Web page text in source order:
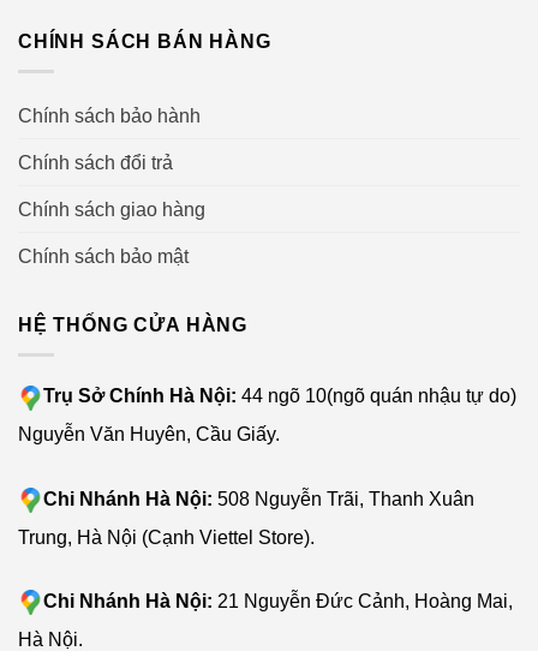
Không rò rỉ: Thích hợp với bát đĩa thói quen nấu ăn
của người Việt Nam
Không tắc nghẽn: Tự lọc 3 cấp độ, rửa càng sạch
bếp
Càng an toàn hơn với bộ bảo vệ chống tràn IPX6
Chế độ lọc 3 cấp độ khác nhau:
nước để tiếp tục làm bẩn dụng cụ nhà bếp
CHÍNH SÁCH BÁN HÀNG
Chính sách bảo hành
Chính sách đổi trả
Chính sách giao hàng
Chính sách bảo mật
HỆ THỐNG CỬA HÀNG
Trụ Sở Chính Hà Nội: 44 ngõ 10(ngõ quán nhậu tự do)
Nguyễn Văn Huyên, Cầu Giấy.
Chi Nhánh Hà Nội: 508 Nguyễn Trãi, Thanh Xuân
Trung, Hà Nội (Cạnh Viettel Store).
Chi Nhánh Hà Nội: 21 Nguyễn Đức Cảnh, Hoàng Mai,
Hà Nội.